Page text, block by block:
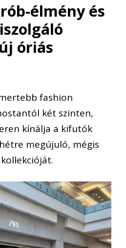
élmény és
óriás
fashion
két szinten,
kínálja a kifutók
megújuló, mégis